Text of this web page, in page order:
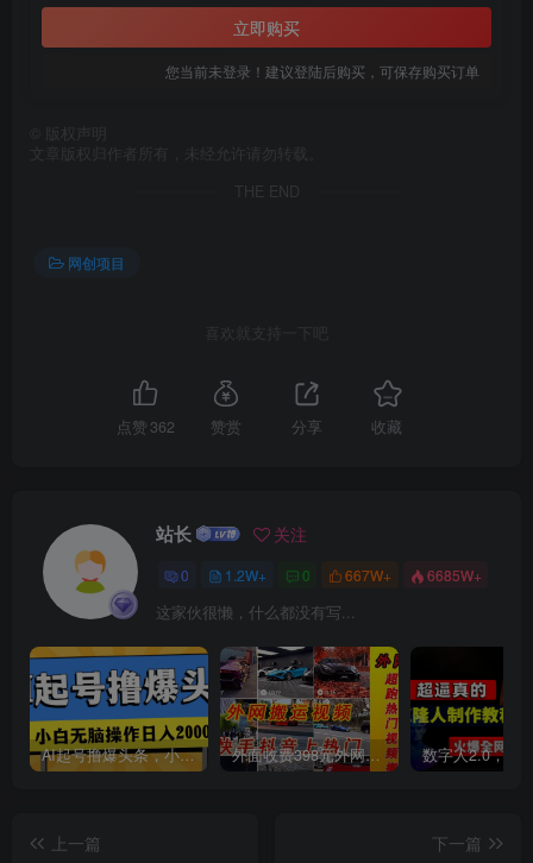
立即购买
您当前未登录！建议登陆后购买，可保存购买订单
版权声明
文章版权归作者所有，未经允许请勿转载。
THE END
网创项目
喜欢就支持一下吧
点赞 362 赞赏 分享 收藏
站长 关注
0 1.2W+ 0 667W+ 6685W+
这家伙很懒，什么都没有写...
AI起号撸爆头条，小白也能操作，日入2000+ 外面收费398元外网超跑豪车汽车视频搬运至快手抖音上热门项目
上一篇
下一篇